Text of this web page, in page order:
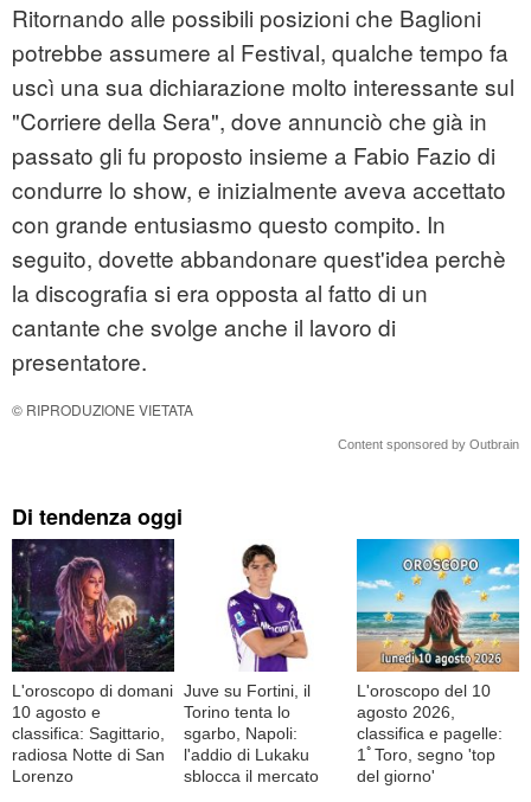
Ritornando alle possibili posizioni che Baglioni
potrebbe assumere al Festival, qualche tempo fa
uscì una sua dichiarazione molto interessante sul
"Corriere della Sera", dove annunciò che già in
passato gli fu proposto insieme a Fabio Fazio di
condurre lo show, e inizialmente aveva accettato
con grande entusiasmo questo compito. In
seguito, dovette abbandonare quest'idea perchè
la discografia si era opposta al fatto di un
cantante che svolge anche il lavoro di
presentatore.
© RIPRODUZIONE VIETATA
Content sponsored by Outbrain
Di tendenza oggi
L'oroscopo di domani
10 agosto e
classifica: Sagittario,
radiosa Notte di San
Lorenzo
Juve su Fortini, il
Torino tenta lo
sgarbo, Napoli:
l'addio di Lukaku
sblocca il mercato
L'oroscopo del 10
agosto 2026,
classifica e pagelle:
1ﾟToro, segno 'top
del giorno'